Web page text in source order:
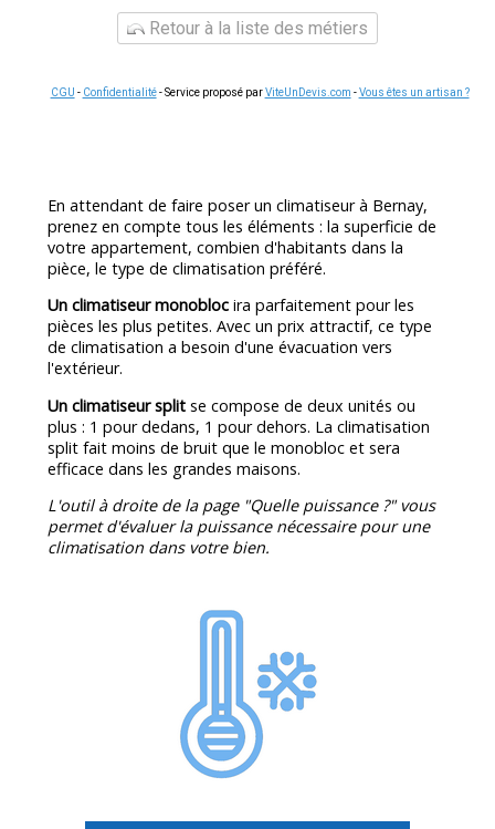
Retour à la liste des métiers
CGU - Confidentialité- Service proposé parViteUnDevis.com -Vous êtes un artisan ?
En attendant de faire poser un climatiseur à Bernay,
prenez en compte tous les éléments : la superficie de
votre appartement, combien d'habitants dans la
pièce, le type de climatisation préféré.
Un climatiseur monobloc ira parfaitement pour les
pièces les plus petites. Avec un prix attractif, ce type
de climatisation a besoin d'une évacuation vers
l'extérieur.
Un climatiseur split se compose de deux unités ou
plus : 1 pour dedans, 1 pour dehors. La climatisation
split fait moins de bruit que le monobloc et sera
efficace dans les grandes maisons.
L'outil à droite de la page "Quelle puissance ?" vous
permet d'évaluer la puissance nécessaire pour une
climatisation dans votre bien.